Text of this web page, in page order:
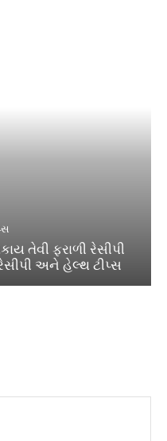
તેવી ફરાળી રેસીપી
અને હેલ્થ ટીપ્સ